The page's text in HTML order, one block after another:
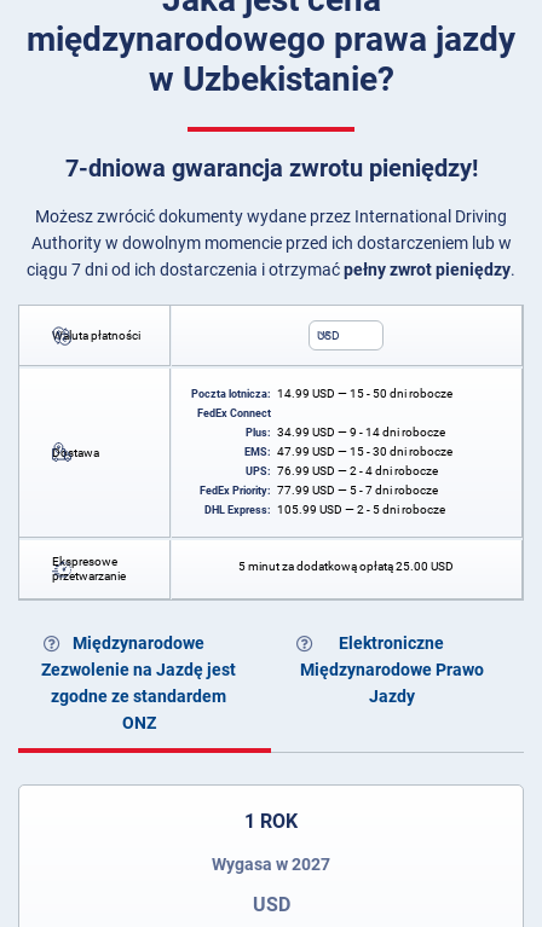
międzynarodowego prawa jazdy
w Uzbekistanie?
7-dniowa gwarancja zwrotu pieniędzy!
Możesz zwrócić dokumenty wydane przez International Driving
Authority w dowolnym momencie przed ich dostarczeniem lub w
ciągu 7 dni od ich dostarczenia i otrzymaćpełny zwrot pieniędzy.
Waluta płatności USD
Dostawa
Poczta lotnicza: 14.99 USD — 15 - 50 dni robocze
FedEx Connect
Plus:
34.99 USD — 9 - 14 dni robocze
EMS: 47.99 USD — 15 - 30 dni robocze
UPS: 76.99 USD — 2 - 4 dni robocze
FedEx Priority: 77.99 USD — 5 - 7 dni robocze
DHL Express: 105.99 USD — 2 - 5 dni robocze
Ekspresowe
przetwarzanie
5 minut za dodatkową opłatą25.00 USD
Międzynarodowe
Zezwolenie na Jazdę jest
zgodne ze standardem
ONZ
Elektroniczne
Międzynarodowe Prawo
Jazdy
1 ROK
Wygasa w 2027
USD